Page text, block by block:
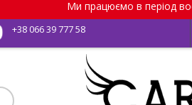
Ми працюємо в період
+38 066 39 777 58